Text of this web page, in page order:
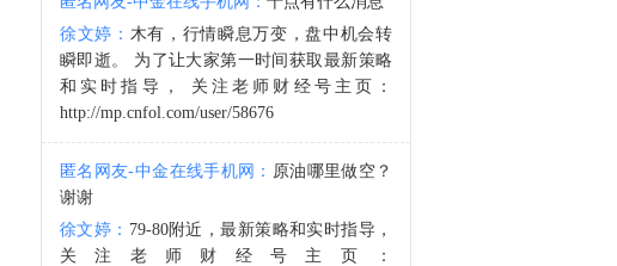
金十数据8月8日讯，当地时间7日获悉，伊朗议会国家安全与外交政策委员会发言人哈桑·卡什卡维表示，伊朗与阿曼已明确霍尔木兹海峡航运相关的谅解备忘录的总体框架，最终文本及具体细节将于近期对外公布。8月6日，伊朗方面公开拟议的霍尔木兹海峡战略管理方案初步文本细节，内容包括禁止敌对方面通过海峡等，违反规定者将被处以最高达货物价值20%的罚款。伊朗近期多次强调，霍尔木兹海峡相关安排应仅由伊朗和阿曼协商决定，绝不接受任何外部势力介入。而美国总统特朗普6日表示，美方正参与有关霍尔木兹海峡的谈判。（央视新闻）
03:34:11
美国商品期货交易委员会（CFTC）：截至8月4日当周，日元净空头头寸为45,473份合约。欧元净空头头寸为58,091份合约。英镑净空头头寸为57,814份合约。瑞郎净空头头寸为32,822份合约。
徐文婷： 木有，行情瞬息万变，盘中机会转
瞬即逝。 为了让大家第一时间获取最新策略
和实时指导， 关注老师财经号主页：
http://mp.cnfol.com/user/58676
匿名网友-中金在线手机网： 原油哪里做空？
谢谢
徐文婷： 79-80附近，最新策略和实时指导，
关注老师财经号主页：